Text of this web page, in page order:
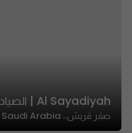
Al Sayadiyah | الصيادية
صقر قريش،، As Salamah, Jeddah 23436, Saudi Arabia